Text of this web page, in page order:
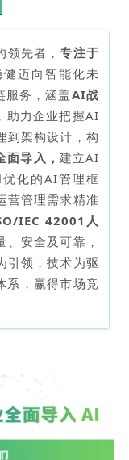
领先者，专注于
迈向智能化未
服务，涵盖AI战
助力企业把握AI
到架构设计，构
面导入， 建立AI
化的AI管理框
营管理需求精准
IEC 42001人
、安全及可靠，
引领，技术为驱
系，赢得市场竞